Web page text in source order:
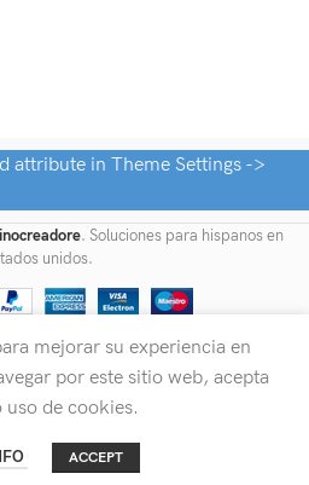
attribute in Theme Settings ->
. Soluciones para hispanos en
unidos.
mejorar su experiencia en
por este sitio web, acepta
uso de cookies.
ACCEPT